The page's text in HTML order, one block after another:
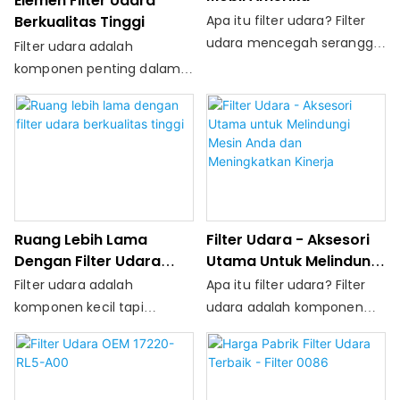
Wei, yang menikmati
transportasi yang nyaman,
lingkungan yang indah dan
ekonomi maju
Berkualitas Tinggi
Filter udara adalah
komponen penting dalam
sistem mesin kendaraan.
Fungsi utamanya adalah
menyaring debu, kotoran,
bahwa mesin menerima
udara bersih, sehingga
meningkatkan efisiensi
pembakaran dan output
daya
Apa itu filter udara? Filter
udara mencegah serangga,
mesin dan memastikan
campuran udara dan
bahan bakar yang baik
datang dalam berbagai
bentuk: panel, melingkar
atau silindris. Bahan lipit
memfilter udara dan dapat
terbuat dari kapas, kertas
sintetis, atau filter
pengkondisian busa. Untuk
Ruang Lebih Lama
Dengan Filter Udara
Berkualitas Tinggi
Filter udara adalah
komponen kecil tapi
perkasa dalam sistem
mesin kendaraan Anda.
Filter Udara - Aksesori
Utama Untuk Melindungi
Mesin Anda Dan
Meningkatkan Kinerja
Apa itu filter udara? Filter
udara adalah komponen
penting dalam sistem
mesin kendaraan. Fungsi
utamanya adalah